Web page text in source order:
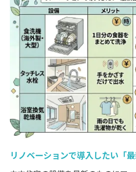
リノベーションで導入したい「最